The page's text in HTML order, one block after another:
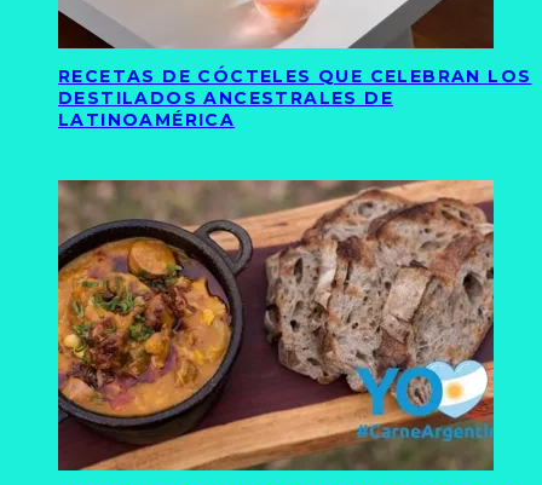
RECETAS DE CÓCTELES QUE CELEBRAN LOS
DESTILADOS ANCESTRALES DE
LATINOAMÉRICA